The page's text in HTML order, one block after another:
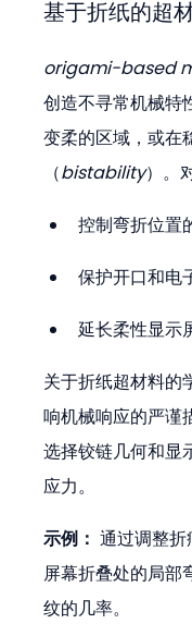
基于折纸的超
origami-based
创造不寻常机械特
变柔的区域，或在
（bistability）。
控制弯折位置
保护开口和电
延长柔性显示
关于折纸超材料的
响机械响应的严谨
选择铰链几何和显
应力。
示例： 通过调整
屏幕折叠处的局部
纹的几率。